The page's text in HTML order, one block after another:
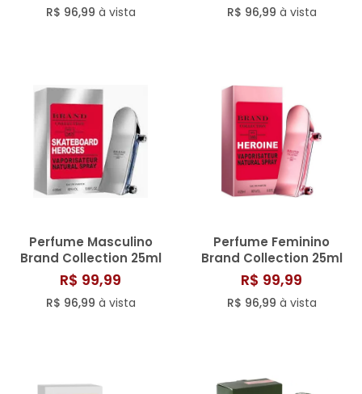
R$ 96,99 à vista R$ 96,99 à vista
Perfume Masculino
Brand Collection 25ml
N° 347
R$ 99,99
R$ 96,99 à vista
Perfume Feminino
Brand Collection 25ml
N° 340
R$ 99,99
R$ 96,99 à vista